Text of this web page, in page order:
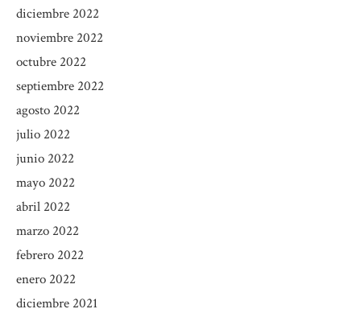
diciembre 2022
noviembre 2022
octubre 2022
septiembre 2022
agosto 2022
julio 2022
junio 2022
mayo 2022
abril 2022
marzo 2022
febrero 2022
enero 2022
diciembre 2021